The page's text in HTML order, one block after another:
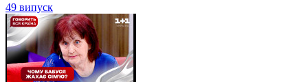
49 випуск